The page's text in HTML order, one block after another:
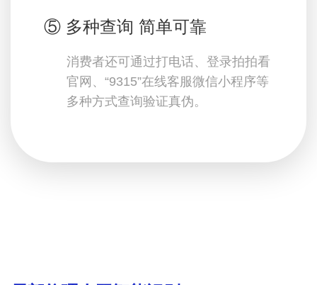
⑤ 多种查询 简单可靠
消费者还可通过打电话、登录拍拍看
官网、“9315”在线客服微信小程序等
多种方式查询验证真伪。